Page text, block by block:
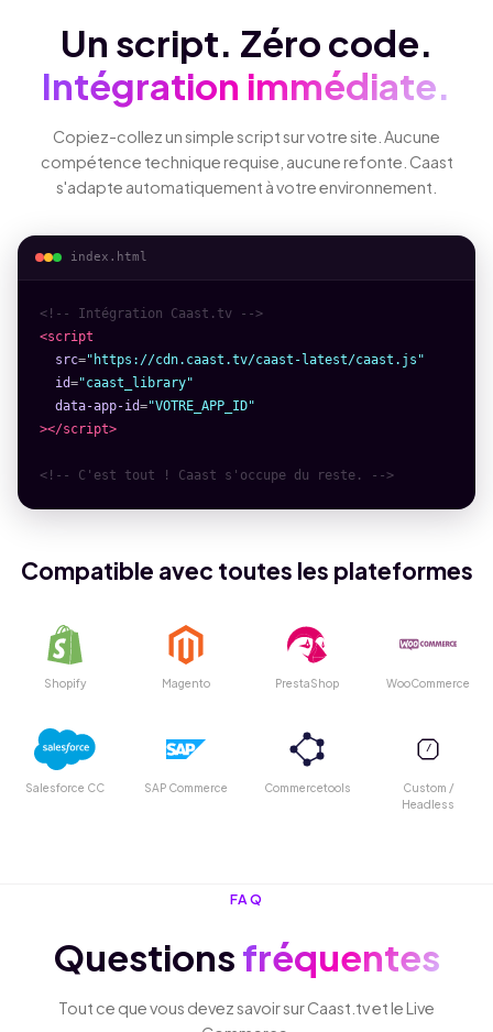
Un script. Zéro code.
Intégration immédiate.
Copiez-collez un simple script sur votre site. Aucune
compétence technique requise, aucune refonte. Caast
s'adapte automatiquement à votre environnement.
index.html
<!-- Intégration Caast.tv -->
<script
src="https://cdn.caast.tv/caast-latest/caast.js"
id="caast_library"
data-app-id="VOTRE_APP_ID"
></script>
<!-- C'est tout ! Caast s'occupe du reste. -->
Compatible avec toutes les plateformes
Shopify Magento PrestaShop WooCommerce
Salesforce CC SAP Commerce Commercetools
/
Custom /
Headless
FAQ
Questionsfréquentes
Tout ce que vous devez savoir sur Caast.tv et le Live